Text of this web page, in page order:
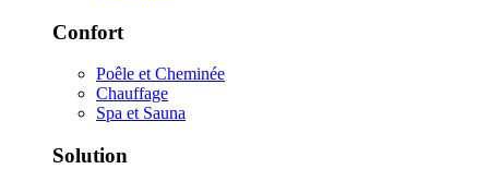
Confort
Poêle et Cheminée
Chauffage
Spa et Sauna
Solution